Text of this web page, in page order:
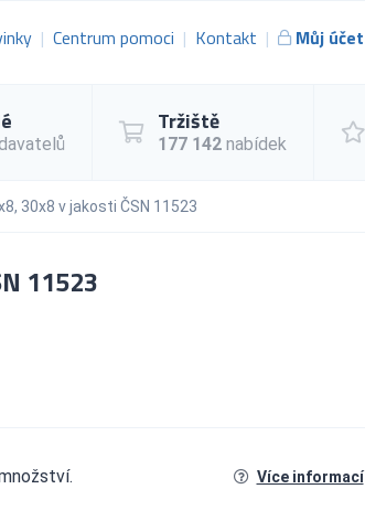
Centrum pomoci Kontakt Můj účet
Tržiště
177 142 nabídek
30x8 v jakosti ČSN 11523
11523
Více informací